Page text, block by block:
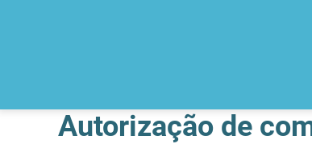
Autorização de